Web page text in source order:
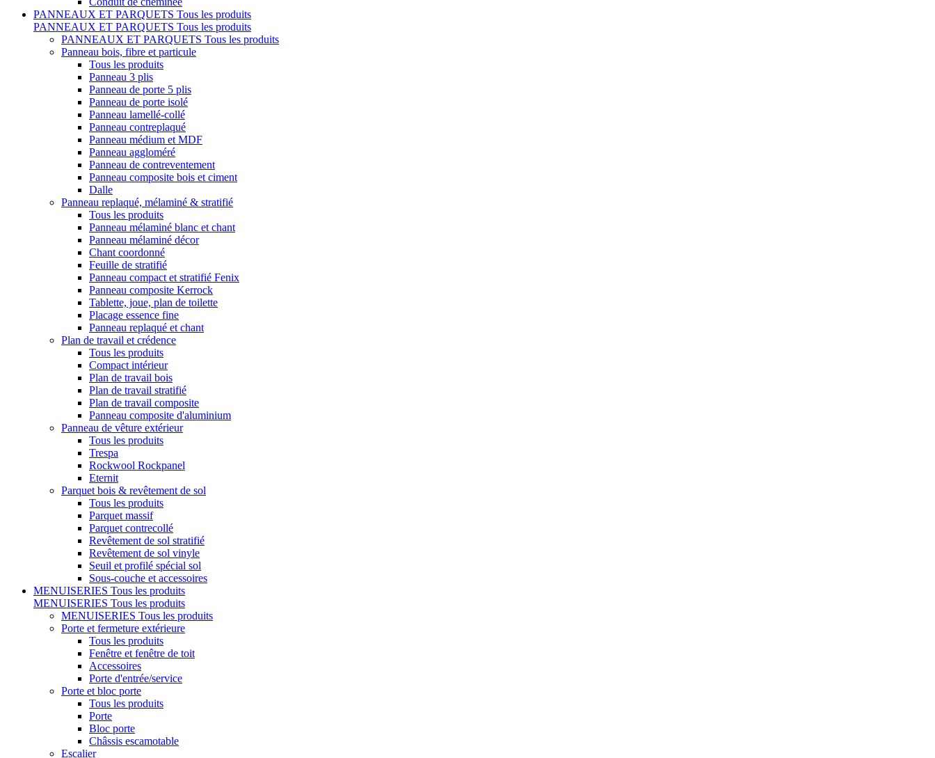
PANNEAUX ET PARQUETS Tous les produits
PANNEAUX ET PARQUETS Tous les produits
PANNEAUX ET PARQUETS Tous les produits
Panneau bois, fibre et particule
Tous les produits
Panneau 3 plis
Panneau de porte 5 plis
Panneau de porte isolé
Panneau lamellé-collé
Panneau contreplaqué
Panneau médium et MDF
Panneau aggloméré
Panneau de contreventement
Panneau composite bois et ciment
Dalle
Panneau replaqué, mélaminé & stratifié
Tous les produits
Panneau mélaminé blanc et chant
Panneau mélaminé décor
Chant coordonné
Feuille de stratifié
Panneau compact et stratifié Fenix
Panneau composite Kerrock
Tablette, joue, plan de toilette
Placage essence fine
Panneau replaqué et chant
Plan de travail et crédence
Tous les produits
Compact intérieur
Plan de travail bois
Plan de travail stratifié
Plan de travail composite
Panneau composite d'aluminium
Panneau de vêture extérieur
Tous les produits
Trespa
Rockwool Rockpanel
Eternit
Parquet bois & revêtement de sol
Tous les produits
Parquet massif
Parquet contrecollé
Revêtement de sol stratifié
Revêtement de sol vinyle
Seuil et profilé spécial sol
Sous-couche et accessoires
MENUISERIES Tous les produits
MENUISERIES Tous les produits
MENUISERIES Tous les produits
Porte et fermeture extérieure
Tous les produits
Fenêtre et fenêtre de toit
Accessoires
Porte d'entrée/service
Porte et bloc porte
Tous les produits
Porte
Bloc porte
Châssis escamotable
Escalier